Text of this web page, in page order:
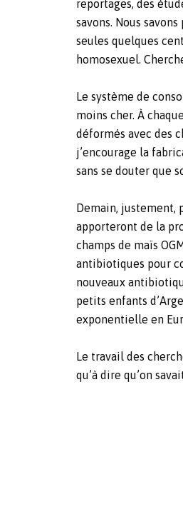
reportages, des
savons. Nous
seules quelques
homosexuel.
Le système de
moins cher. À
déformés avec des
j’encourage la
sans se douter que
Demain, justement,
apporteront de la
champs de maïs
antibiotiques pour
nouveaux
petits enfants
exponentielle en
Le travail des
qu’à dire qu’on